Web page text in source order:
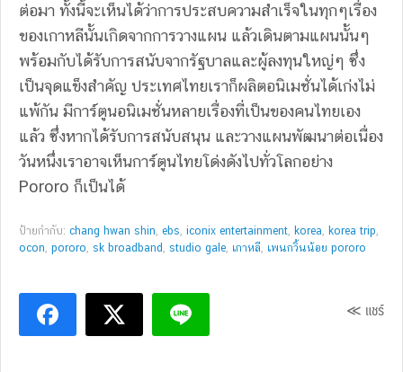
ต่อมา ทั้งนี้จะเห็นได้ว่าการประสบความสำเร็จในทุกๆเรื่อง
ของเกาหลีนั้นเกิดจากการวางแผน แล้วเดินตามแผนนั้นๆ
พร้อมกับได้รับการสนับจากรัฐบาลและผู้ลงทุนใหญ่ๆ ซึ่ง
เป็นจุดแข็งสำคัญ ประเทศไทยเราก็ผลิตอนิเมชั่นได้เก่งไม่
แพ้กัน มีการ์ตูนอนิเมชั่นหลายเรื่องที่เป็นของคนไทยเอง
แล้ว ซึ่งหากได้รับการสนับสนุน และวางแผนพัฒนาต่อเนื่อง
วันหนึ่งเราอาจเห็นการ์ตูนไทยโด่งดังไปทั่วโลกอย่าง
Pororo ก็เป็นได้
ป้ายกำกับ: chang hwan shin ebs iconix entertainment korea korea trip
ocon pororo sk broadband studio gale เกาหลี เพนกวิ้นน้อย pororo
≪ แชร์